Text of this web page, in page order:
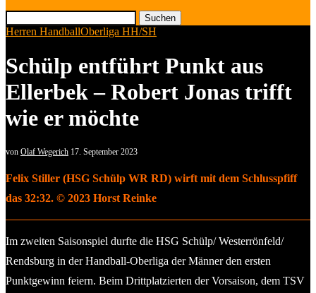
Suchen
Herren HandballOberliga HH/SH
Schülp entführt Punkt aus
Ellerbek – Robert Jonas trifft
wie er möchte
von Olaf Wegerich 17. September 2023
Felix Stiller (HSG Schülp WR RD) wirft mit dem Schlusspfiff
das 32:32. © 2023 Horst Reinke
Im zweiten Saisonspiel durfte die HSG Schülp/ Westerrönfeld/
Rendsburg in der Handball-Oberliga der Männer den ersten
Punktgewinn feiern. Beim Drittplatzierten der Vorsaison, dem TSV